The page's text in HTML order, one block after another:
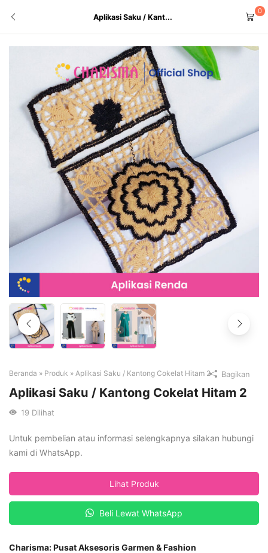
Aplikasi Saku / Kant...
0
Beranda » Produk » Aplikasi Saku / Kantong Cokelat Hitam 2
Aplikasi Saku / Kantong Cokelat Hitam 2
19 Dilihat
Untuk pembelian atau informasi selengkapnya silakan hubungi
kami di WhatsApp.
Lihat Produk
Beli Lewat WhatsApp
Charisma: Pusat Aksesoris Garmen & Fashion
Bagikan